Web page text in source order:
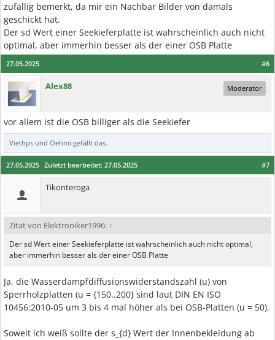
zufällig bemerkt, da mir ein Nachbar Bilder von damals
geschickt hat.
Der sd Wert einer Seekieferplatte ist wahrscheinlich auch nicht
optimal, aber immerhin besser als der einer OSB Platte
#6
27.05.2025
Alex88 Moderator
vor allem ist die OSB billiger als die Seekiefer
Viethps und Oehmi gefällt das.
#7
27.05.2025 Zuletzt bearbeitet: 27.05.2025
Tikonteroga
Zitat von Elektroniker1996: ↑
Der sd Wert einer Seekieferplatte ist wahrscheinlich auch nicht optimal,
aber immerhin besser als der einer OSB Platte
Ja, die Wasserdampfdiffusionswiderstandszahl (u) von
Sperrholzplatten (u = {150..200} sind laut DIN EN ISO
10456:2010-05 um 3 bis 4 mal höher als bei OSB-Platten (u = 50).
Soweit ich weiß sollte der s_{d} Wert der Innenbekleidung ab